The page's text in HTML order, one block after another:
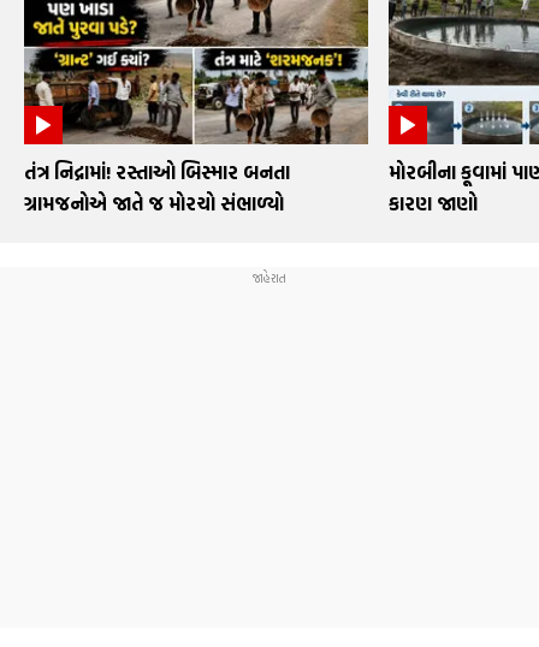
તંત્ર નિદ્રામાં! રસ્તાઓ બિસ્માર બનતા
ગ્રામજનોએ જાતે જ મોરચો સંભાળ્યો
મોરબીના કૂવામાં
કારણ જાણો